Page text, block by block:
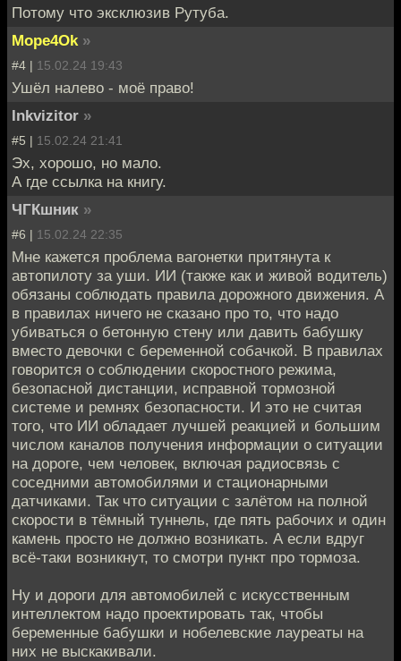
Потому что эксклюзив Рутуба.
Mope4Ok »
#4 | 15.02.24 19:43
Ушёл налево - моё право!
Inkvizitor »
#5 | 15.02.24 21:41
Эх, хорошо, но мало.
А где ссылка на книгу.
ЧГКшник »
#6 | 15.02.24 22:35
Мне кажется проблема вагонетки притянута к
автопилоту за уши. ИИ (также как и живой водитель)
обязаны соблюдать правила дорожного движения. А
в правилах ничего не сказано про то, что надо
убиваться о бетонную стену или давить бабушку
вместо девочки с беременной собачкой. В правилах
говорится о соблюдении скоростного режима,
безопасной дистанции, исправной тормозной
системе и ремнях безопасности. И это не считая
того, что ИИ обладает лучшей реакцией и большим
числом каналов получения информации о ситуации
на дороге, чем человек, включая радиосвязь с
соседними автомобилями и стационарными
датчиками. Так что ситуации с залётом на полной
скорости в тёмный туннель, где пять рабочих и один
камень просто не должно возникать. А если вдруг
всё-таки возникнут, то смотри пункт про тормоза.
Ну и дороги для автомобилей с искусственным
интеллектом надо проектировать так, чтобы
беременные бабушки и нобелевские лауреаты на
них не выскакивали.